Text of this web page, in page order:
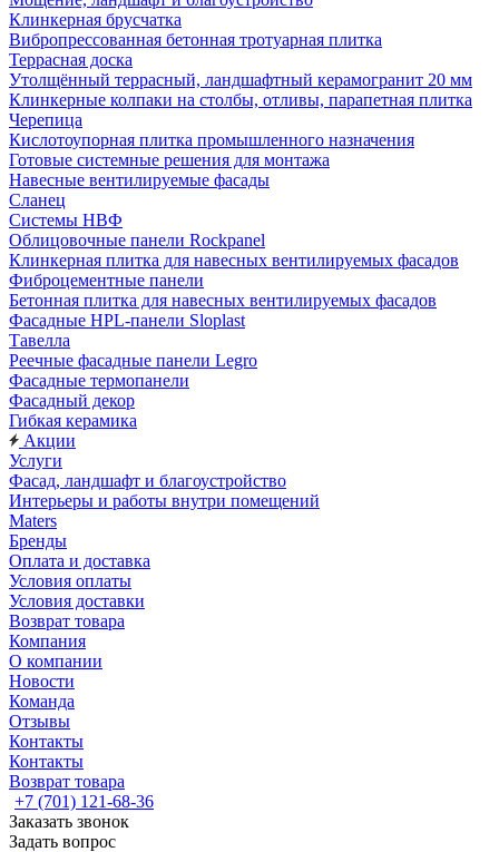
Клинкерная брусчатка
Вибропрессованная бетонная тротуарная плитка
Террасная доска
Утолщённый террасный, ландшафтный керамогранит 20 мм
Клинкерные колпаки на столбы, отливы, парапетная плитка
Черепица
Кислотоупорная плитка промышленного назначения
Готовые системные решения для монтажа
Навесные вентилируемые фасады
Сланец
Системы НВФ
Облицовочные панели Rockpanel
Клинкерная плитка для навесных вентилируемых фасадов
Фиброцементные панели
Бетонная плитка для навесных вентилируемых фасадов
Фасадные HPL-панели Sloplast
Тавелла
Реечные фасадные панели Legro
Фасадные термопанели
Фасадный декор
Гибкая керамика
Акции
Услуги
Фасад, ландшафт и благоустройство
Интерьеры и работы внутри помещений
Maters
Бренды
Оплата и доставка
Условия оплаты
Условия доставки
Возврат товара
Компания
О компании
Новости
Команда
Отзывы
Контакты
Контакты
Возврат товара
+7 (701) 121-68-36
Заказать звонок
Задать вопрос